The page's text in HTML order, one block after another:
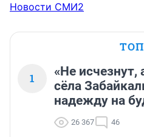
Новости СМИ2
1
«Не
сёла
надежду на
26 367 46